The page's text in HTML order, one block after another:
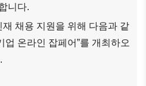
会）
会員社
動靜
イベン
ト写真
니다.
채용 지원을 위해 다음과 같
업 온라인 잡페어”를 개최하오